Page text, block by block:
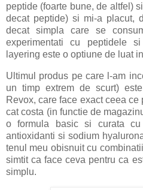
peptide (foarte bune, de altfel)
decat peptide) si mi-a placut,
decat simpla care se
experimentati cu peptidele
layering este o optiune de luat
Ultimul produs pe care l-am
un timp extrem de scurt)
Revox, care face exact ceea
cat costa (in functie de
o formula basic si curata
antioxidanti si sodium
tenul meu obisnuit cu
simtit ca face ceva pentru ca
simplu.